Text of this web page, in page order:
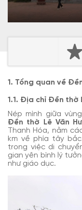
1. Tổng quan về
1.1. Địa chỉ Đền thờ
Nép mình giữa
Đền thờ Lê Văn
Thanh Hóa, nằm
km về phía tây
trong việc di
gian yên bình lý
như giáo dục.